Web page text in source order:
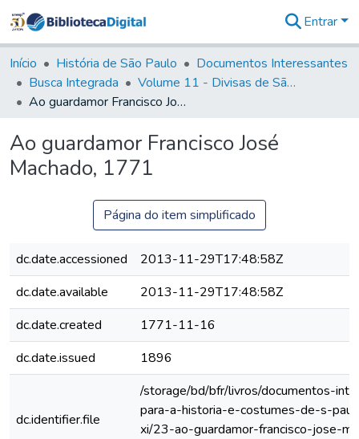
&
Coleções
Tudo na
Biblioteca
Estatísticas
Entrar
Início História de São Paulo
Documentos Interessantes
Busca Integrada
Volume 11 - Divisas de São Paulo e Minas Gerais
Ao guardamor Francisco José Machado, 1771
Ao guardamor Francisco José
Machado, 1771
Página do item simplificado
dc.date.accessioned
2013-11-29T17:48:58Z
dc.date.available
2013-11-29T17:48:58Z
dc.date.created
1771-11-16
dc.date.issued
1896
dc.identifier.file
/storage/bd/bfr/livros/documentos-
para-a-historia-e-costumes-de-s-
xi/23-ao-guardamor-francisco-jose-